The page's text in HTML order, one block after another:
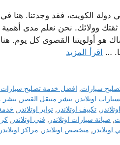
دولة الكويت، فقد وجدتنا. هنا
وولائك. نحن نعلم مدى أهمية
​​هو أولويتنا القصوى كل يوم.
… اقرأ المزيد
سيارات, افضل خدمة تصليح سيارات
اوتلاندر , بنشر متنقل القصر , بنشر
, تكييف اوتلاندر , تواير اوتلاندر ,
, صيانة سيارات اوتلاندر , فني اوتلاندر ,
اوتلاندر , متخصص اوتلاندر , مراكز اوتلاندر